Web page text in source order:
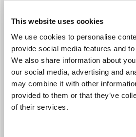
This website uses cookies
We use cookies to personalise
provide social media features and
We also share information about
our social media, advertising and
may combine it with other
provided to them or that they’ve
of their services.
ΣΤΕΓΝΩΜΑ
Η διαδικασία του στεγνώματος των
χάρη στον αφυγραντήρα που
ισχύ